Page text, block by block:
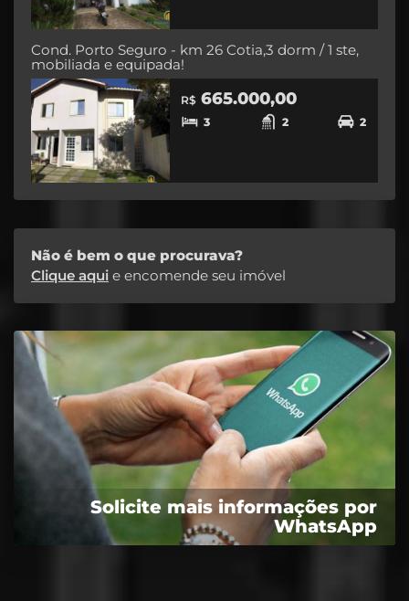
Cond. Porto Seguro - km 26 Cotia,3 dorm / 1 ste,
mobiliada e equipada!
R$ 665.000,00
3 2 2
Não é bem o que procurava?
Clique aqui e encomende seu imóvel
Solicite mais informações por
WhatsApp